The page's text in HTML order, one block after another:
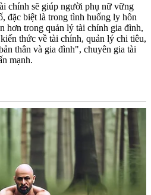
chính sẽ giúp người phụ nữ vững
đặc biệt là trong tình huống ly hôn
hơn trong quản lý tài chính gia đình,
thức về tài chính, quản lý chi tiêu,
thân và gia đình", chuyên gia tài
mạnh.